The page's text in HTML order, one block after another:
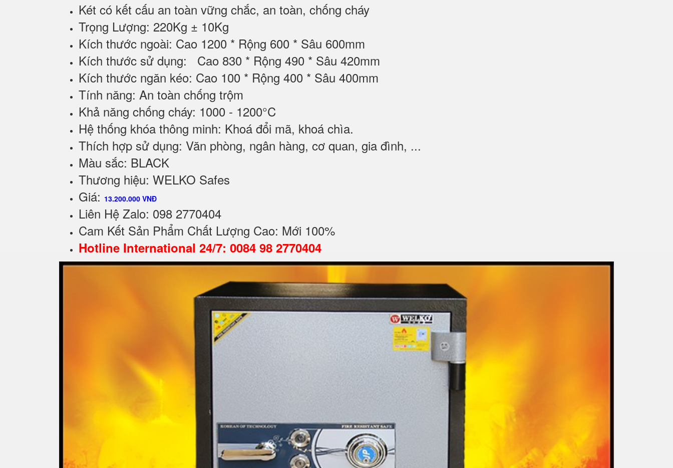
Két có kết cấu an toàn vững chắc, an toàn, chống cháy
Trọng Lượng: 220Kg ± 10Kg
Kích thước ngoài: Cao 1200 * Rộng 600 * Sâu 600mm
Kích thước sử dụng: Cao 830 * Rộng 490 * Sâu 420mm
Kích thước ngăn kéo: Cao 100 * Rộng 400 * Sâu 400mm
Tính năng: An toàn chống trộm
Khả năng chống cháy: 1000 - 1200°C
Hệ thống khóa thông minh: Khoá đổi mã, khoá chìa.
Thích hợp sử dụng: Văn phòng, ngân hàng, cơ quan, gia đình, ...
Màu sắc: BLACK
Thương hiệu: WELKO Safes
Giá: 13.200.000 VNĐ
Liên Hệ Zalo: 098 2770404
Cam Kết Sản Phẩm Chất Lượng Cao: Mới 100%
Hotline International 24/7: 0084 98 2770404